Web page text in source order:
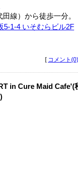
線）から徒歩一分。
5-1-4 いそむらビル2F
[ コメント(0)
in Cure Maid Cafe'(